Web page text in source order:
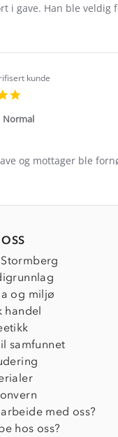
i gave. Han ble veldig
Review
Gry
K.
on
14
May
kunde
rating
Normal
og mottager ble
Review
Ø.
on
7
Jan
og miljø
handel
til samfunnet
med oss?
hos oss?